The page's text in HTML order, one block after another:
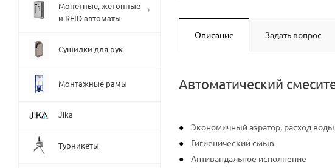
Описание Задать вопрос
Автоматический
Экономичный аэратор, расход
Гигиенический смыв
Антивандальное исполнение
Монетные, жетонные
и RFID автоматы
Сушилки для рук
Монтажные рамы
Jika
Турникеты